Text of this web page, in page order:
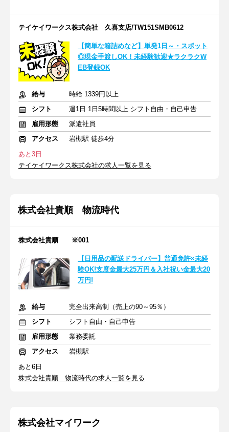
テイケイワークス株式会社 久喜支店/TW151SMB0612
【簡単な箱詰めなど】単発1日～・スポット
◎現金手渡しOK！未経験歓迎★ラクラクW
EB登録OK
給与
時給 1339円以上
シフト
週1日 1日5時間以上 シフト自由・自己申告
雇用形態
派遣社員
アクセス
岩槻駅 徒歩4分
あと3日
テイケイワークス株式会社の求人一覧を見る
株式会社貴順 物流時代
株式会社貴順 ※001
【日用品の配送ドライバー】普通免許×未経
験OK!支度金最大25万円＆入社祝い金最大20
万円!
給与
完全出来高制（売上の90～95％）
シフト
シフト自由・自己申告
雇用形態
業務委託
アクセス
岩槻駅
あと6日
株式会社貴順 物流時代の求人一覧を見る
株式会社マイワーク